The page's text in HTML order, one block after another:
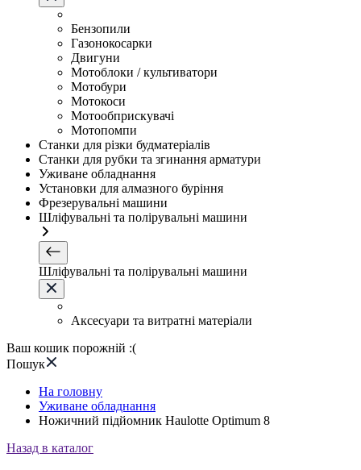
Бензопили
Газонокосарки
Двигуни
Мотоблоки / культиватори
Мотобури
Мотокоси
Мотообприскувачі
Мотопомпи
Станки для різки будматеріалів
Станки для рубки та згинання арматури
Уживане обладнання
Установки для алмазного буріння
Фрезерувальні машини
Шліфувальні та полірувальні машини
Шліфувальні та полірувальні машини
Аксесуари та витратні матеріали
Ваш кошик порожній :(
Пошук
На головну
Уживане обладнання
Ножичний підйомник Haulotte Optimum 8
Назад в каталог